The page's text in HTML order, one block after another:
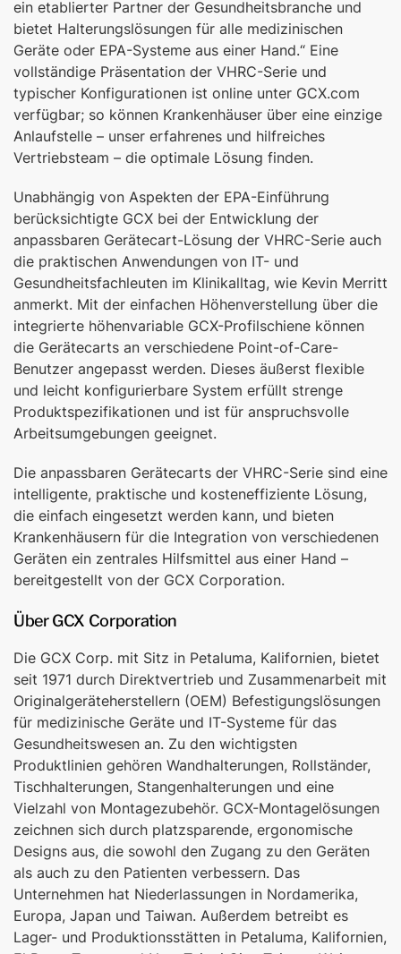
ein etablierter Partner der Gesundheitsbranche und
bietet Halterungslösungen für alle medizinischen
Geräte oder EPA-Systeme aus einer Hand.“ Eine
vollständige Präsentation der VHRC-Serie und
typischer Konfigurationen ist online unter GCX.com
verfügbar; so können Krankenhäuser über eine einzige
Anlaufstelle – unser erfahrenes und hilfreiches
Vertriebsteam – die optimale Lösung finden.
Unabhängig von Aspekten der EPA-Einführung
berücksichtigte GCX bei der Entwicklung der
anpassbaren Gerätecart-Lösung der VHRC-Serie auch
die praktischen Anwendungen von IT- und
Gesundheitsfachleuten im Klinikalltag, wie Kevin Merritt
anmerkt. Mit der einfachen Höhenverstellung über die
integrierte höhenvariable GCX-Profilschiene können
die Gerätecarts an verschiedene Point-of-Care-
Benutzer angepasst werden. Dieses äußerst flexible
und leicht konfigurierbare System erfüllt strenge
Produktspezifikationen und ist für anspruchsvolle
Arbeitsumgebungen geeignet.
Die anpassbaren Gerätecarts der VHRC-Serie sind eine
intelligente, praktische und kosteneffiziente Lösung,
die einfach eingesetzt werden kann, und bieten
Krankenhäusern für die Integration von verschiedenen
Geräten ein zentrales Hilfsmittel aus einer Hand –
bereitgestellt von der GCX Corporation.
Über GCX Corporation
Die GCX Corp. mit Sitz in Petaluma, Kalifornien, bietet
seit 1971 durch Direktvertrieb und Zusammenarbeit mit
Originalgeräteherstellern (OEM) Befestigungslösungen
für medizinische Geräte und IT-Systeme für das
Gesundheitswesen an. Zu den wichtigsten
Produktlinien gehören Wandhalterungen, Rollständer,
Tischhalterungen, Stangenhalterungen und eine
Vielzahl von Montagezubehör. GCX-Montagelösungen
zeichnen sich durch platzsparende, ergonomische
Designs aus, die sowohl den Zugang zu den Geräten
als auch zu den Patienten verbessern. Das
Unternehmen hat Niederlassungen in Nordamerika,
Europa, Japan und Taiwan. Außerdem betreibt es
Lager- und Produktionsstätten in Petaluma, Kalifornien,